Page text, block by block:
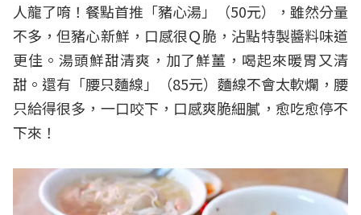
人龍了唷！餐點首推「豬心湯」（50元），雖然分量
不多，但豬心新鮮，口感很Ｑ脆，沾點特製醬料味道
更佳。湯頭鮮甜清爽，加了鮮薑，喝起來暖胃又清
甜。還有「腰只麵線」（85元）麵線不會太軟爛，腰
只給得很多，一口咬下，口感爽脆細膩，愈吃愈停不
下來！